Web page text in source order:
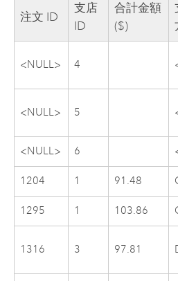
注文 ID
支店
ID
合計金額
($)
<NULL> 4
<NULL> 5
<NULL> 6
1204 1 91.48
1295 1 103.86
1316 3 97.81